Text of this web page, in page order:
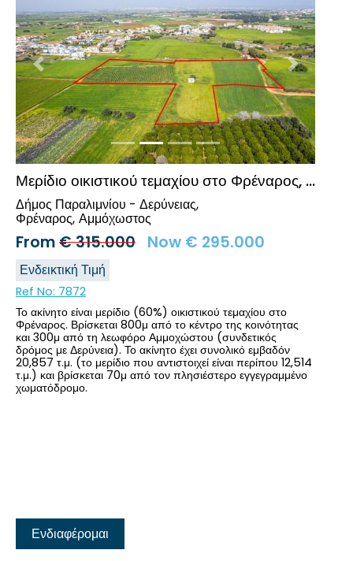
Προηγούμενο Επόμενο
Μερίδιο οικιστικού τεμαχίου στο Φρέναρος, Αμμόχωστος
Δήμος Παραλιμνίου - Δερύνειας,
Φρέναρος Αμμόχωστος
From€315.000 Now € 295.000
Ενδεικτική Τιμή
Ref No: 7872
Το ακίνητο είναι μερίδιο (60%) οικιστικού τεμαχίου στο
Φρέναρος. Βρίσκεται 800μ από το κέντρο της κοινότητας
και 300μ από τη λεωφόρο Αμμοχώστου (συνδετικός
δρόμος με Δερύνεια). Το ακίνητο έχει συνολικό εμβαδόν
20,857 τ.μ. (το μερίδιο που αντιστοιχεί είναι περίπου 12,514
τ.μ.) και βρίσκεται 70μ από τον πλησιέστερο εγγεγραμμένο
χωματόδρομο.
Ενδιαφέρομαι